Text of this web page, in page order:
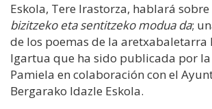
Eskola, Tere Irastorza, hablará
bizitzeko eta sentitzeko modua da;
de los poemas de la aretxabaletarra
Igartua que ha sido publicada por
Pamiela en colaboración con el
Bergarako Idazle Eskola.